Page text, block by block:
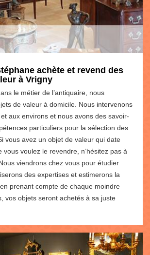
achète et revend des
à Vrigny
le métier de l’antiquaire, nous
de valeur à domicile. Nous intervenons
aux environs et nous avons des savoir-
particuliers pour la sélection des
vous avez un objet de valeur qui date
vous voulez le revendre, n’hésitez pas à
viendrons chez vous pour étudier
des expertises et estimerons la
prenant compte de chaque moindre
vos objets seront achetés à sa juste